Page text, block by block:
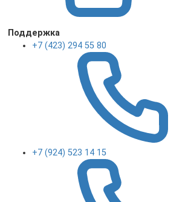
Поддержка
+7 (423) 294 55 80
+7 (924) 523 14 15